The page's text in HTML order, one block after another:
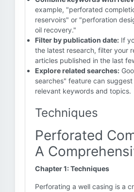
example, "perforated
reservoirs" or "perforation
oil recovery."
Filter by publication date: If
the latest research, filter your
articles published in the last
Explore related searches:
searches" feature can
relevant keywords and topics.
Techniques
Perforated
A
Chapter 1: Techniques
Perforating a well casing is a